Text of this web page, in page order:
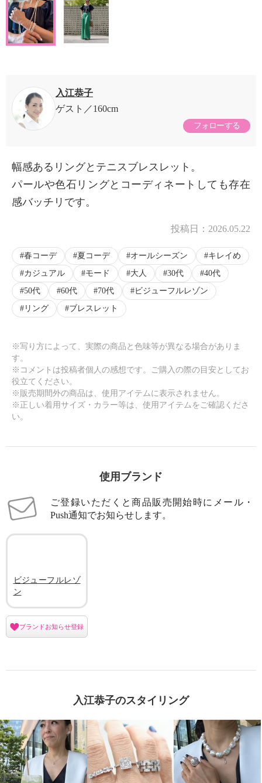
入江恭子
ゲスト
160cm
フォローする
幅感あるリングとテニスブレスレット。
パールや色石リングとコーディネートしても存在
感バッチリです。
投稿日： 2026.05.22
春コーデ 夏コーデ オールシーズン
キレイめ
カジュアル
モード 大人 30代
40代
50代
60代 70代
ビジューフルレゾン
リング
ブレスレット
※写り方によって、実際の商品と色味等が異なる場合がありま
す。
※コメントは投稿者個人の感想です。ご購入の際の目安としてお
役立てください。
※販売期間外の商品は、使用アイテムに表示されません。
※正しい着用サイズ・カラー等は、使用アイテムをご確認くださ
い。
使用ブランド
ご登録いただくと商品販売開始時にメール・
Push通知でお知らせします。
ビジューフルレゾ
ン
ブランドお知らせ登録
入江恭子のスタイリング